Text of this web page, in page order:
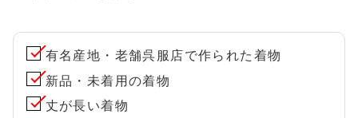
有名産地・老舗呉服店で作られた着物
新品・未着用の着物
丈が長い着物